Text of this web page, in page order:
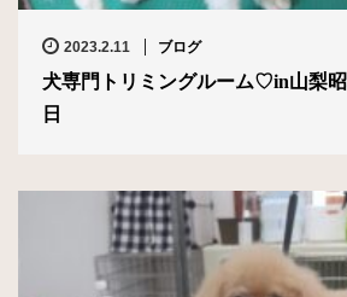
2023.2.11 ブログ
犬専門トリミングルーム♡in山梨昭
日